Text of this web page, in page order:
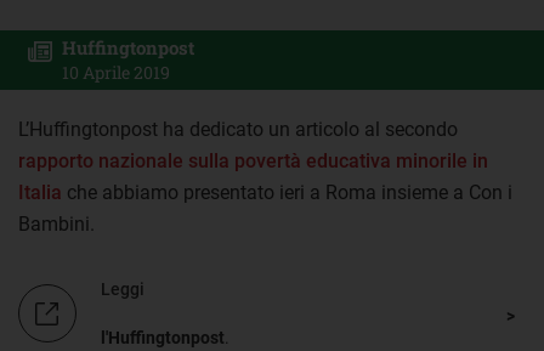
Huffingtonpost
10 Aprile 2019
L’Huffingtonpost ha dedicato un articolo al secondo
rapporto nazionale sulla povertà educativa minorile in
Italia che abbiamo presentato ieri a Roma insieme a Con i
Bambini.
Leggi
l'Huffingtonpost